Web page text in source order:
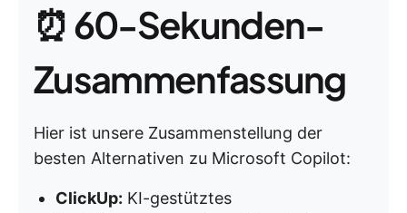
⏰ 60-Sekunden-
Zusammenfassung
Hier ist unsere Zusammenstellung der
besten Alternativen zu Microsoft Copilot:
ClickUp: KI-gestütztes